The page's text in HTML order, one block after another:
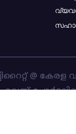
@ കേരള